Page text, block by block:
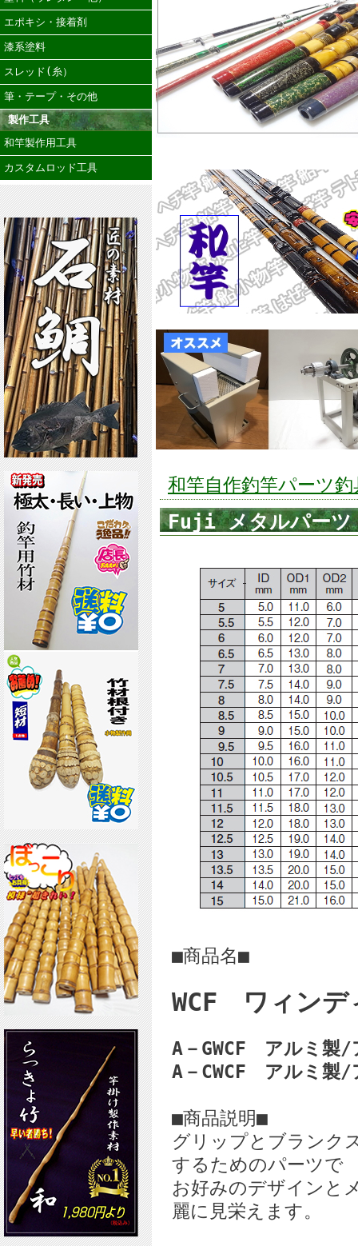
エポキシ・接着剤
漆系塗料
スレッド(糸）
筆・テープ・その他
製作工具
和竿製作用工具
カスタムロッド工具
和竿自作釣竿パーツ釣
Fuji メタルパーツ
■商品名■
WCF ワィンデ
A－GWCF アルミ製/
A－CWCF アルミ製/
■商品説明■
グリップとブランク
するためのパーツで
お好みのデザインと
麗に見栄えます。